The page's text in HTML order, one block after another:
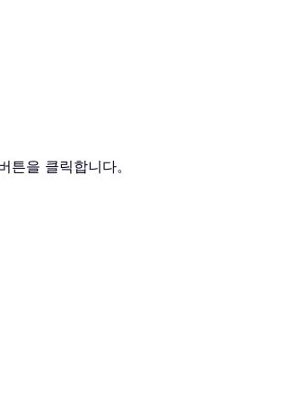
을 클릭합니다。